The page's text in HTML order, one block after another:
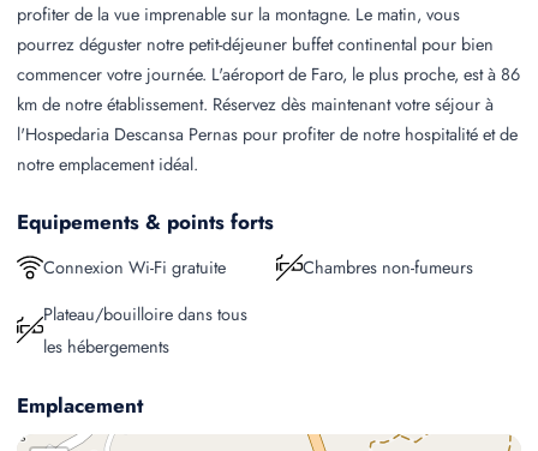
profiter de la vue imprenable sur la montagne. Le matin, vous
pourrez déguster notre petit-déjeuner buffet continental pour bien
commencer votre journée. L'aéroport de Faro, le plus proche, est à 86
km de notre établissement. Réservez dès maintenant votre séjour à
l'Hospedaria Descansa Pernas pour profiter de notre hospitalité et de
notre emplacement idéal.
Equipements & points forts
Connexion Wi-Fi gratuite
Chambres non-fumeurs
Plateau/bouilloire dans tous
les hébergements
Emplacement